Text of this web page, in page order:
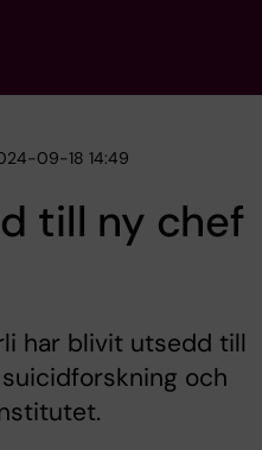
09-18 14:49
till ny chef
har blivit utsedd till
och